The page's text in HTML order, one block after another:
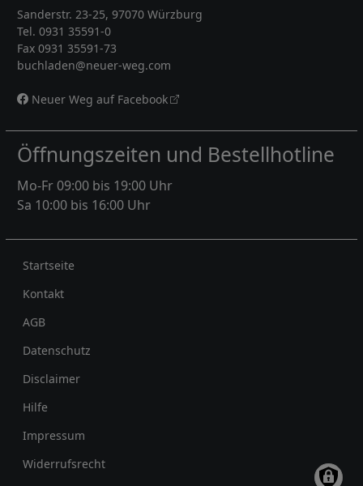
Sanderstr. 23-25, 97070 Würzburg
Tel. 0931 35591-0
Fax 0931 35591-73
buchladen@neuer-weg.com
Neuer Weg auf Facebook
Öffnungszeiten und Bestellhotline
Mo-Fr 09:00 bis 19:00 Uhr
Sa 10:00 bis 16:00 Uhr
Rechtliches
Startseite
Kontakt
AGB
Datenschutz
Disclaimer
Hilfe
Impressum
Widerrufsrecht